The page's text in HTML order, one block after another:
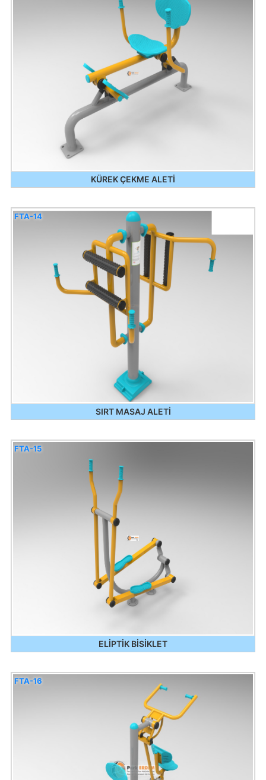
KÜREK ÇEKME ALETİ
SIRT MASAJ ALETİ
FTA-14
ELİPTİK BİSİKLET
FTA-15
FTA-16